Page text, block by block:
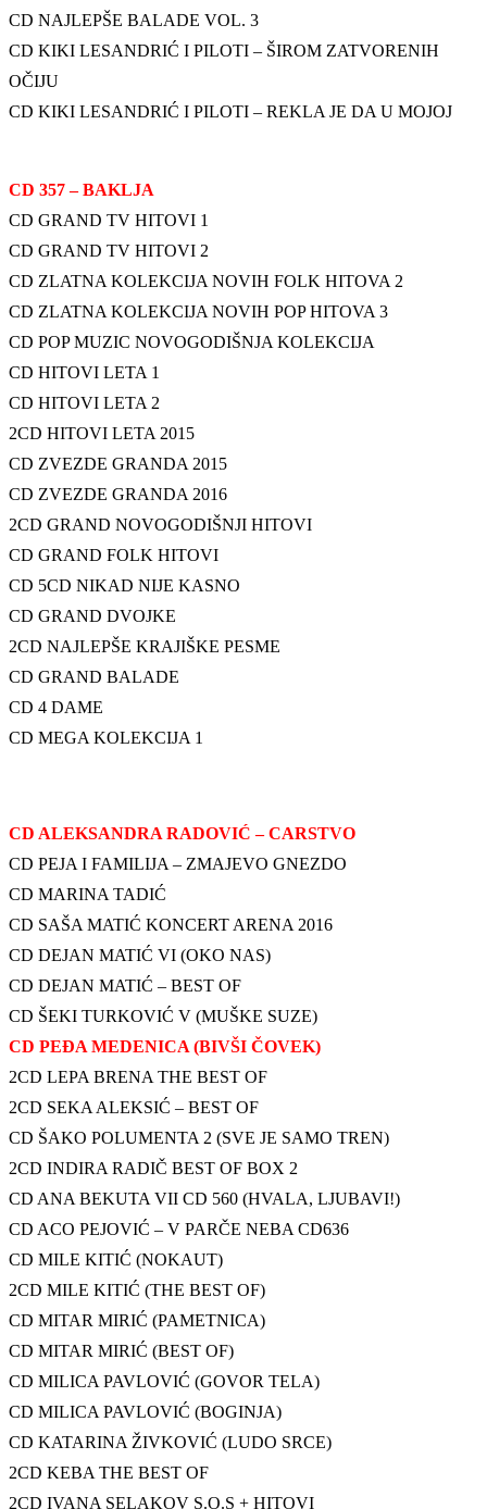
CD NAJLEPŠE BALADE VOL. 3
CD KIKI LESANDRIĆ I PILOTI – ŠIROM ZATVORENIH
OČIJU
CD KIKI LESANDRIĆ I PILOTI – REKLA JE DA U MOJOJ
CD 357 – BAKLJA
CD GRAND TV HITOVI 1
CD GRAND TV HITOVI 2
CD ZLATNA KOLEKCIJA NOVIH FOLK HITOVA 2
CD ZLATNA KOLEKCIJA NOVIH POP HITOVA 3
CD POP MUZIC NOVOGODIŠNJA KOLEKCIJA
CD HITOVI LETA 1
CD HITOVI LETA 2
2CD HITOVI LETA 2015
CD ZVEZDE GRANDA 2015
CD ZVEZDE GRANDA 2016
2CD GRAND NOVOGODIŠNJI HITOVI
CD GRAND FOLK HITOVI
CD 5CD NIKAD NIJE KASNO
CD GRAND DVOJKE
2CD NAJLEPŠE KRAJIŠKE PESME
CD GRAND BALADE
CD 4 DAME
CD MEGA KOLEKCIJA 1
CD ALEKSANDRA RADOVIĆ – CARSTVO
CD PEJA I FAMILIJA – ZMAJEVO GNEZDO
CD MARINA TADIĆ
CD SAŠA MATIĆ KONCERT ARENA 2016
CD DEJAN MATIĆ VI (OKO NAS)
CD DEJAN MATIĆ – BEST OF
CD ŠEKI TURKOVIĆ V (MUŠKE SUZE)
CD PEĐA MEDENICA (BIVŠI ČOVEK)
2CD LEPA BRENA THE BEST OF
2CD SEKA ALEKSIĆ – BEST OF
CD ŠAKO POLUMENTA 2 (SVE JE SAMO TREN)
2CD INDIRA RADIČ BEST OF BOX 2
CD ANA BEKUTA VII CD 560 (HVALA, LJUBAVI!)
CD ACO PEJOVIĆ – V PARČE NEBA CD636
CD MILE KITIĆ (NOKAUT)
2CD MILE KITIĆ (THE BEST OF)
CD MITAR MIRIĆ (PAMETNICA)
CD MITAR MIRIĆ (BEST OF)
CD MILICA PAVLOVIĆ (GOVOR TELA)
CD MILICA PAVLOVIĆ (BOGINJA)
CD KATARINA ŽIVKOVIĆ (LUDO SRCE)
2CD KEBA THE BEST OF
2CD IVANA SELAKOV S.O.S + HITOVI